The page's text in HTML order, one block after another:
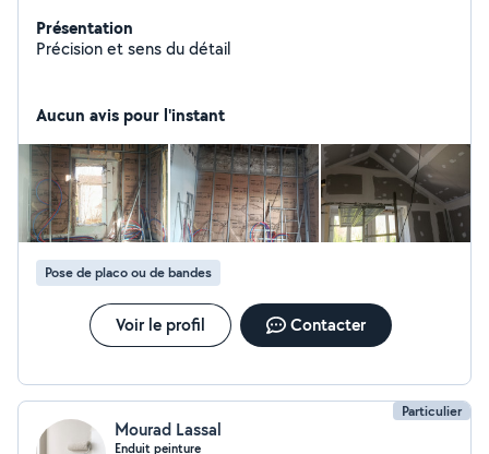
Présentation
Précision et sens du détail
Aucun avis pour l'instant
Pose de placo ou de bandes
Voir le profil Contacter
Particulier
Mourad Lassal
Enduit peinture